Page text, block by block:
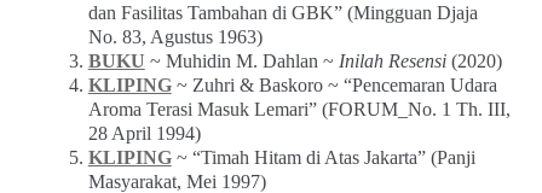
dan Fasilitas Tambahan di GBK” (Mingguan Djaja
No. 83, Agustus 1963)
BUKU ~ Muhidin M. Dahlan ~ Inilah Resensi(2020)
KLIPING~ Zuhri & Baskoro ~ “Pencemaran Udara
Aroma Terasi Masuk Lemari” (FORUM_No. 1 Th. III,
28 April 1994)
KLIPING~ “Timah Hitam di Atas Jakarta” (Panji
Masyarakat, Mei 1997)